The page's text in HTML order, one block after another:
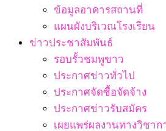
ข้อมูลอาคารสถานที่
แผนผังบริเวณโรงเรียน
ข่าวประชาสัมพันธ์
รอบรั้วชมพูขาว
ประกาศข่าวทั่วไป
ประกาศจัดซื้อจัดจ้าง
ประกาศข่าวรับสมัคร
เผยแพร่ผลงานทางวิชาก